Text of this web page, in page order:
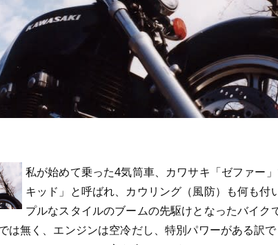
私が始めて乗った4気筒車、カワサキ「ゼファー
キッド」と呼ばれ、カウリング（風防）も何も付
プルなスタイルのブームの先駆けとなったバイク
は無く、エンジンは空冷だし、特別パワーがある訳